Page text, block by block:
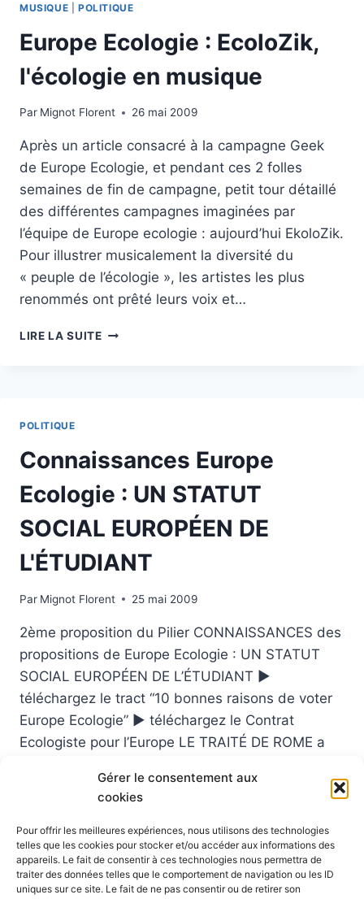
Gérer le consentement aux
cookies
Pour offrir les meilleures expériences, nous utilisons des technologies
telles que les cookies pour stocker et/ou accéder aux informations des
appareils. Le fait de consentir à ces technologies nous permettra de
traiter des données telles que le comportement de navigation ou les ID
uniques sur ce site. Le fait de ne pas consentir ou de retirer son
BUDGET
ET
RÉORIENTER
L’EFFORT
DE
SCIENTIFIQUE
LA
CONVERSION
ÉCOLOGIQUE
ET
SOCIALE
MUSIQUE POLITIQUE
Europe Ecologie : EcoloZik,
l'écologie en musique
Par Mignot Florent 26 mai 2009
Après un article consacré à la campagne Geek
de Europe Ecologie, et pendant ces 2 folles
semaines de fin de campagne, petit tour détaillé
des différentes campagnes imaginées par
l’équipe de Europe ecologie : aujourd’hui EkoloZik.
Pour illustrer musicalement la diversité du
« peuple de l’écologie », les artistes les plus
renommés ont prêté leurs voix et…
LIRE LA SUITEEUROPE
POLITIQUE
Connaissances Europe
Ecologie : UN STATUT
SOCIAL EUROPÉEN DE
L'ÉTUDIANT
Par Mignot Florent 25 mai 2009
2ème proposition du Pilier CONNAISSANCES des
propositions de Europe Ecologie : UN STATUT
SOCIAL EUROPÉEN DE L’ÉTUDIANT ►
téléchargez le tract “10 bonnes raisons de voter
Europe Ecologie” ► téléchargez le Contrat
Ecologiste pour l’Europe LE TRAITÉ DE ROME a
habitants des pays membres. L’expérience
d’ERASMUS prouve…
LIRE LA SUITECONNAISSANCES
EUROPE
ECOLOGIE
: